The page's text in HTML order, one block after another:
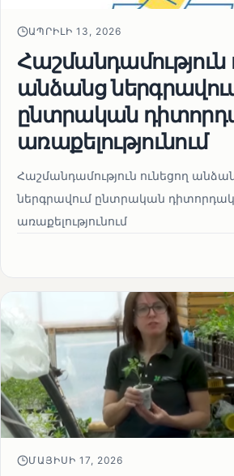
ԱՊՐԻԼԻ 13, 2026
Հաշմանդամություն
անձանց
ընտրական
առաքելությունում
Հաշմանդամություն ունեցող
ներգրավում ընտրական
առաքելությունում
ՄԱՅԻՍԻ 17, 2026